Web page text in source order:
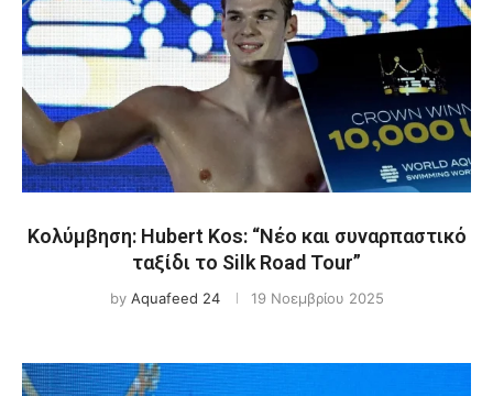
Κολύμβηση: Hubert Kos: “Νέο και συναρπαστικό
ταξίδι το Silk Road Tour”
by Aquafeed 24 19 Νοεμβρίου 2025